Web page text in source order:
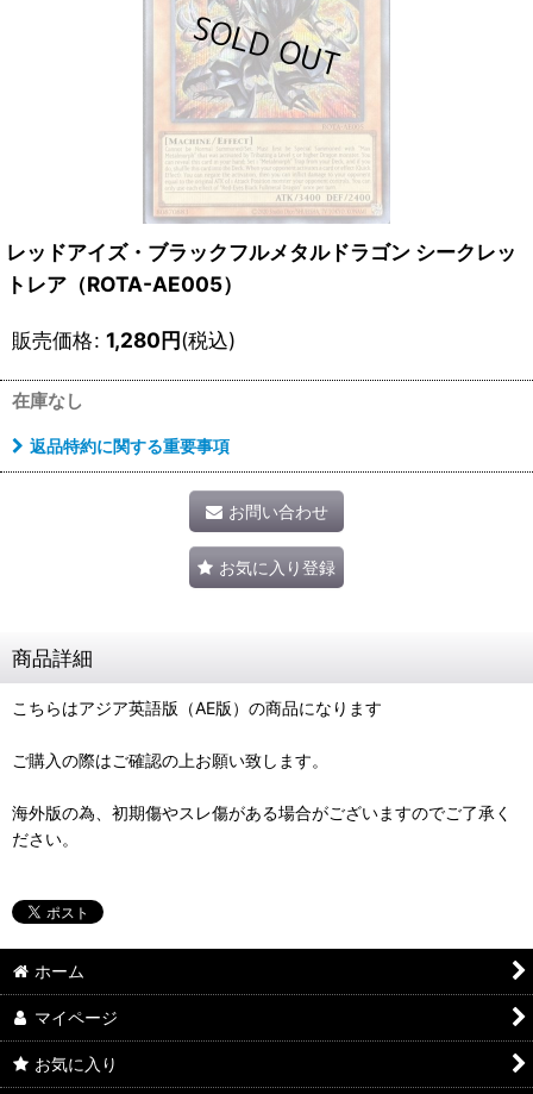
レッドアイズ・ブラックフルメタルドラゴン シークレッ
トレア（ROTA-AE005）
販売価格: 1,280円(税込)
在庫なし
返品特約に関する重要事項
お問い合わせ
お気に入り登録
商品詳細
こちらはアジア英語版（AE版）の商品になります
ご購入の際はご確認の上お願い致します。
海外版の為、初期傷やスレ傷がある場合がございますのでご了承く
ださい。
ホーム
マイページ
お気に入り